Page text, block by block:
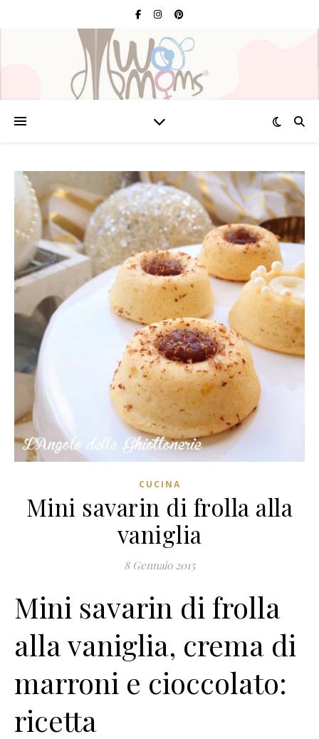
CUCINA
Mini savarin di frolla alla
vaniglia
8 Gennaio 2015
Mini savarin di frolla
alla vaniglia, crema di
marroni e cioccolato:
ricetta